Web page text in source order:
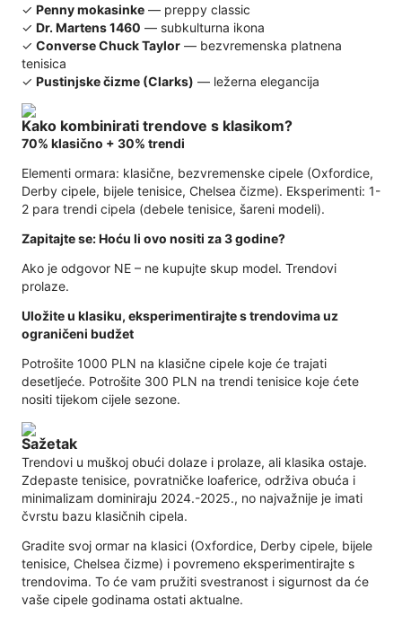
✓ Penny mokasinke — preppy classic
✓ Dr. Martens 1460 — subkulturna ikona
✓ Converse Chuck Taylor — bezvremenska platnena
tenisica
✓ Pustinjske čizme (Clarks) — ležerna elegancija
Kako kombinirati trendove s klasikom?
70% klasično + 30% trendi
Elementi ormara: klasične, bezvremenske cipele (Oxfordice,
Derby cipele, bijele tenisice, Chelsea čizme). Eksperimenti: 1-
2 para trendi cipela (debele tenisice, šareni modeli).
Zapitajte se: Hoću li ovo nositi za 3 godine?
Ako je odgovor NE – ne kupujte skup model. Trendovi
prolaze.
Uložite u klasiku, eksperimentirajte s trendovima uz
ograničeni budžet
Potrošite 1000 PLN na klasične cipele koje će trajati
desetljeće. Potrošite 300 PLN na trendi tenisice koje ćete
nositi tijekom cijele sezone.
Sažetak
Trendovi u muškoj obući dolaze i prolaze, ali klasika ostaje.
Zdepaste tenisice, povratničke loaferice, održiva obuća i
minimalizam dominiraju 2024.-2025., no najvažnije je imati
čvrstu bazu klasičnih cipela.
Gradite svoj ormar na klasici (Oxfordice, Derby cipele, bijele
tenisice, Chelsea čizme) i povremeno eksperimentirajte s
trendovima. To će vam pružiti svestranost i sigurnost da će
vaše cipele godinama ostati aktualne.